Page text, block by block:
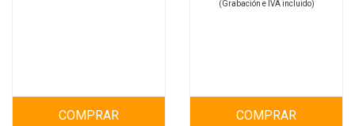
COMPRAR
(Grabación e IVA incluido)
COMPRAR